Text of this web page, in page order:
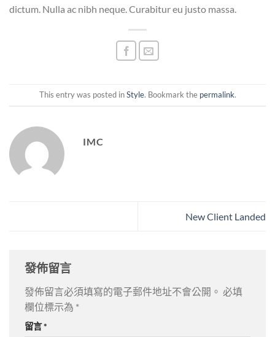
dictum. Nulla ac nibh neque. Curabitur eu justo massa.
This entry was posted inStyle. Bookmark the permalink.
IMC
New Client Landed
發佈留言
發佈留言必須填寫的電子郵件地址不會公開。 必填
欄位標示為 *
留言*